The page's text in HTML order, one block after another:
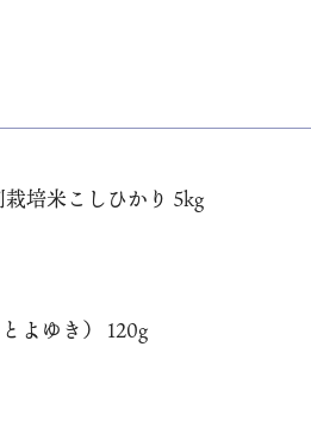
栽培米こしひかり 5kg
よゆき） 120g